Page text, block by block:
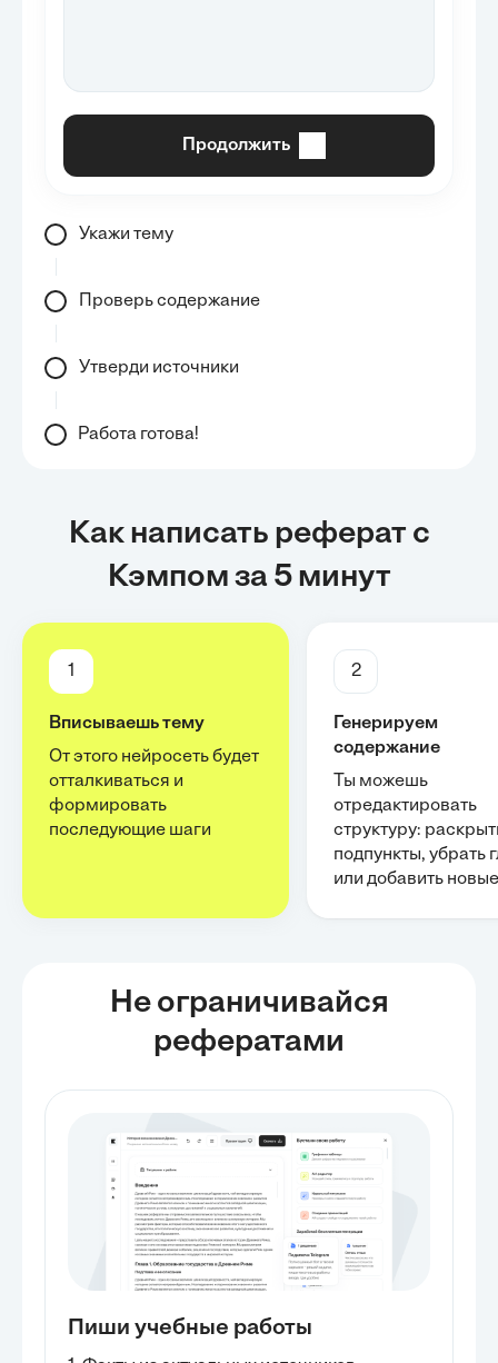
Продолжить
Укажи тему
Проверь содержание
Утверди источники
Работа готова!
Как написать реферат с
Кэмпом за 5 минут
1
Вписываешь тему
От этого нейросеть будет
отталкиваться и
формировать
последующие шаги
2
Генерируем
содержание
Ты можешь
отредактировать
структуру:
подпункты, убрать
или добавить новые
Не ограничивайся
рефератами
Пиши учебные работы